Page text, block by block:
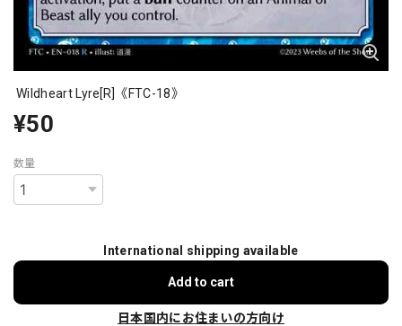
Wildheart Lyre[R]《FTC-18》
¥50
数量
International shipping available
Add to cart
日本国内にお住まいの方向け